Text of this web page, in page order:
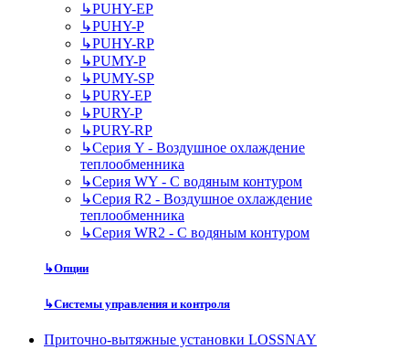
↳PUHY-EP
↳PUHY-P
↳PUHY-RP
↳PUMY-P
↳PUMY-SP
↳PURY-EP
↳PURY-P
↳PURY-RP
↳Серия Y - Воздушное охлаждение
теплообменника
↳Серия WY - С водяным контуром
↳Серия R2 - Воздушное охлаждение
теплообменника
↳Серия WR2 - С водяным контуром
↳Опции
↳Системы управления и контроля
Приточно-вытяжные установки LOSSNAY